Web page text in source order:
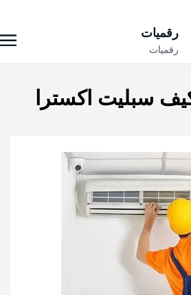
رقميات
رقميات
سبليت اكسترا